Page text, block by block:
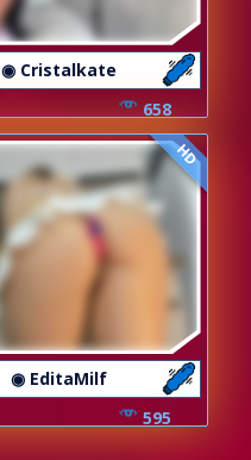
◉ Cristalkate
658
HD
◉ EditaMilf
595